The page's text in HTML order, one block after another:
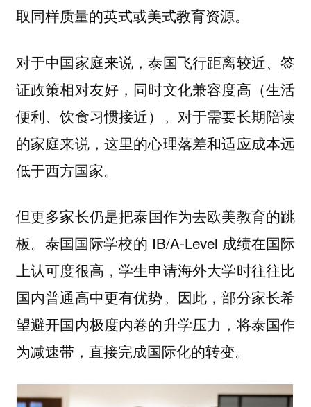
取同样质量的英式或美式教育资源。
对于中国家庭来说，泰国飞行距离较近、签
证政策相对友好，同时文化兼容度高（生活
便利、饮食习惯接近）。对于需要长期陪读
的家庭来说，这里的心理落差和适应成本远
低于西方国家。
但更多家长仍是把泰国作为去欧美教育的跳
板。泰国国际学校的 IB/A-Level 成绩在国际
上认可度很高，学生申请海外大学时往往比
国内普通高中更有优势。因此，部分家长希
望避开国内极度内卷的升学压力，将泰国作
为减速带，直接完成国际化的转变。